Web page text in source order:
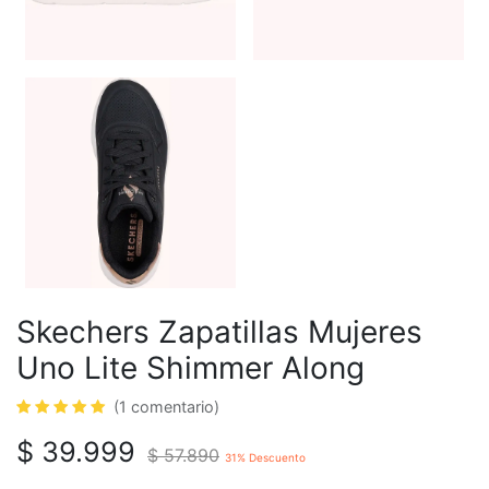
Skechers Zapatillas Mujeres
Uno Lite Shimmer Along
(1 comentario)
$ 39.999 $57.890 31% Descuento